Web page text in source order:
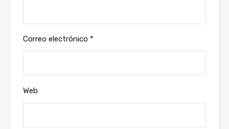
Correo electrónico *
Web